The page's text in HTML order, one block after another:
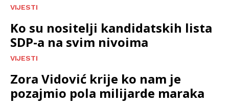
VIJESTI
Ko su nositelji kandidatskih lista
SDP-a na svim nivoima
VIJESTI
Zora Vidović krije ko nam je
pozajmio pola milijarde maraka